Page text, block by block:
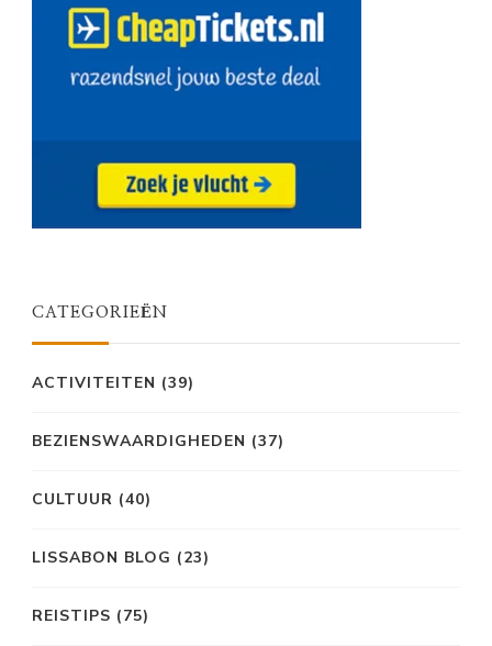
CATEGORIEËN
ACTIVITEITEN (39)
BEZIENSWAARDIGHEDEN (37)
CULTUUR (40)
LISSABON BLOG (23)
REISTIPS (75)